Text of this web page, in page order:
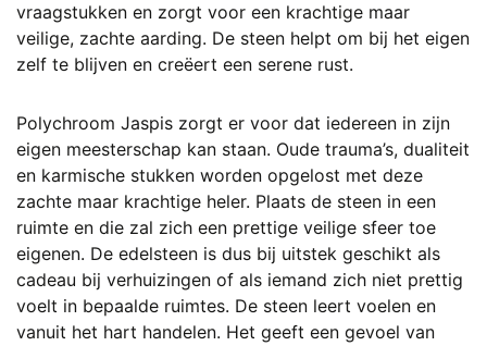
vraagstukken en zorgt voor een krachtige maar
veilige, zachte aarding. De steen helpt om bij het eigen
zelf te blijven en creëert een serene rust.
Polychroom Jaspis zorgt er voor dat iedereen in zijn
eigen meesterschap kan staan. Oude trauma’s, dualiteit
en karmische stukken worden opgelost met deze
zachte maar krachtige heler. Plaats de steen in een
ruimte en die zal zich een prettige veilige sfeer toe
eigenen. De edelsteen is dus bij uitstek geschikt als
cadeau bij verhuizingen of als iemand zich niet prettig
voelt in bepaalde ruimtes. De steen leert voelen en
vanuit het hart handelen. Het geeft een gevoel van